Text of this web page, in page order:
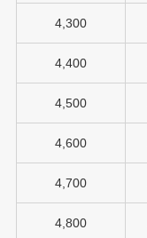
4,300
4,400
4,500
4,600
4,700
4,800